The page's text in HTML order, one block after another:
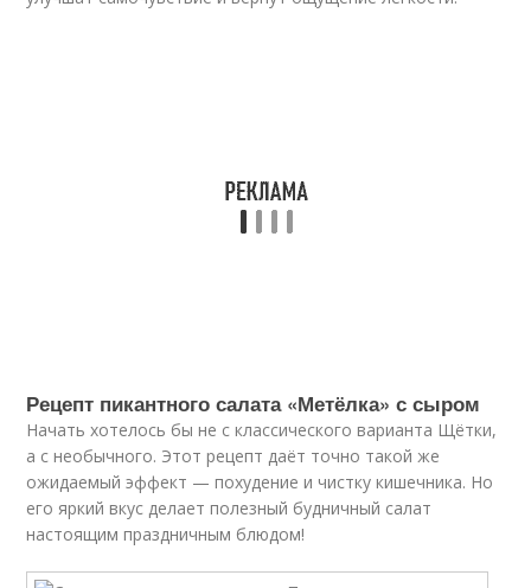
Рецепт пикантного салата «Метёлка» с сыром
Начать хотелось бы не с классического варианта Щётки,
а с необычного. Этот рецепт даёт точно такой же
ожидаемый эффект — похудение и чистку кишечника. Но
его яркий вкус делает полезный будничный салат
настоящим праздничным блюдом!